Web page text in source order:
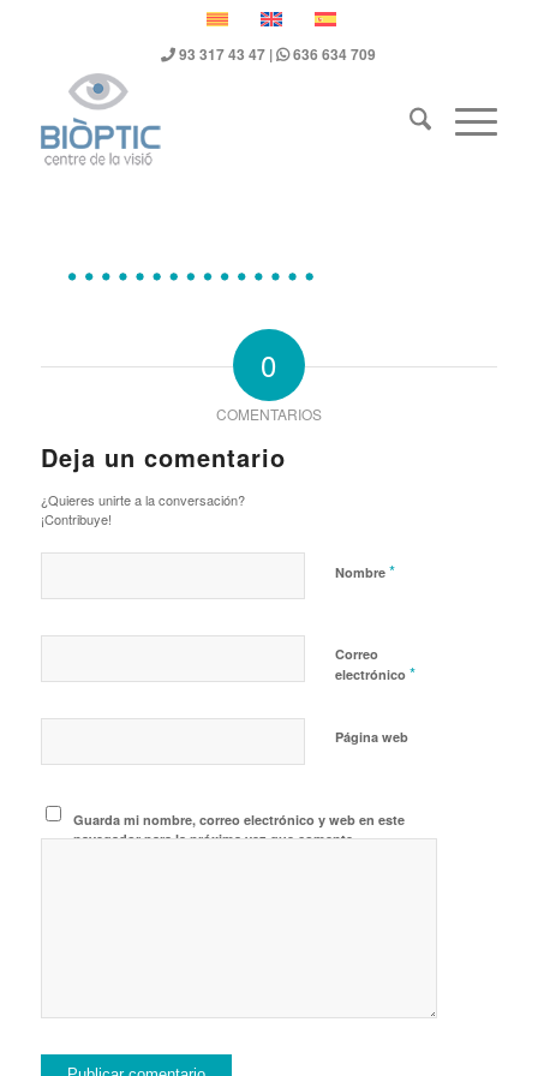
93 317 43 47 | 636 634 709
0
COMENTARIOS
Deja un comentario
¿Quieres unirte a la conversación?
¡Contribuye!
Nombre *
Correo
electrónico *
Página web
Guarda mi nombre, correo electrónico y web en este
navegador para la próxima vez que comente.